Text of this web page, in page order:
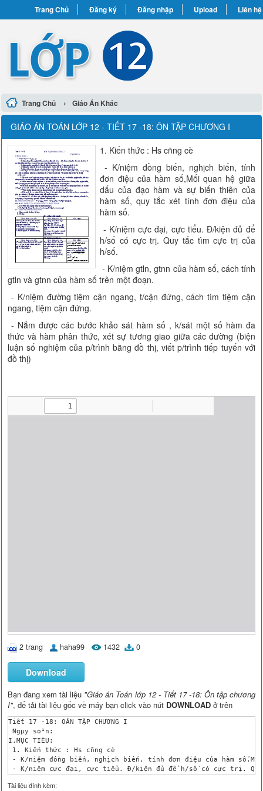
Trang Chủ Đăng ký Đăng nhập Upload Liên hệ
Trang Chủ › Giáo Án Khác
GIÁO ÁN TOÁN LỚP 12 - TIẾT 17 -18: ÔN TẬP CHƯƠNG I
1. Kiến thức : Hs cñng cè
- K/niệm đồng biến, nghịch biến, tính
đơn điệu của hàm số,Mối quan hệ giữa
dấu của đạo hàm và sự biến thiên của
hàm số, quy tắc xét tính đơn điệu của
hàm số.
- K/niệm cực đại, cực tiểu. Đ/kiện đủ để
h/số có cực trị. Quy tắc tìm cực trị của
h/số.
- K/niệm gtln, gtnn của hàm số, cách tính
gtln và gtnn của hàm số trên một đoạn.
- K/niệm đường tiệm cận ngang, t/cận đứng, cách tìm tiệm cận
ngang, tiệm cận đứng.
- Nắm được các bước khảo sát hàm số , k/sát một số hàm đa
thức và hàm phân thức, xét sự tương giao giữa các đường (biện
luận số nghiệm của p/trình bằng đồ thị, viết p/trình tiếp tuyến với
đồ thị)
2 trang haha99 1432 0
Download
Bạn đang xem tài liệu "Giáo án Toán lớp 12 - Tiết 17 -18: Ôn tập chương
I", để tải tài liệu gốc về máy bạn click vào nút DOWNLOAD ở trên
Tiết 17 -18: OÂN TẬP CHƯƠNG I
Ngµy so¹n:
I.MỤC TIÊU:
1. Kiến thức : Hs cñng cè
- K/niệm đồng biến, nghịch biến, tính đơn điệu của hàm
- K/niệm cực đại, cực tiểu. Đ/kiện đủ để h/số có cực trị.
- K/niệm gtln, gtnn của hàm số, cách tính gtln và gtnn của
- K/niệm đường tiệm cận ngang, t/cận đứng, cách tìm tiệm cận
Tài liệu đính kèm: